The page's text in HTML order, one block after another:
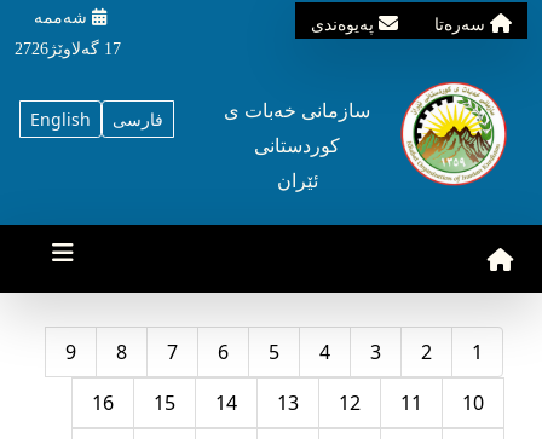
سه‌ره‌تا په‌یوه‌ندی
شه‌ممه‌
17 گه‌لاوێژ2726
English فارسی
سازمانی خه‌بات ی
کوردستانی
ئێران
1
2
3
4
5
6
7
8
9
10
11
12
13
14
15
16